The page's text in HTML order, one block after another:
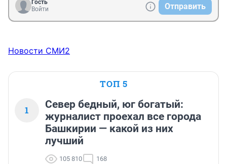
Гость
Войти
Отправить
Новости СМИ2
ТОП 5
1
Север бедный, юг богатый:
журналист проехал все города
Башкирии — какой из них
лучший
105 810 168